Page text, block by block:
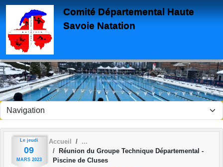
Comité Départemental Haute
Savoie Natation
Le jeudi
09
MARS 2023
Accueil
Réunion du Groupe Technique Départemental -
Piscine de Cluses
Panneau de gestion des cookies